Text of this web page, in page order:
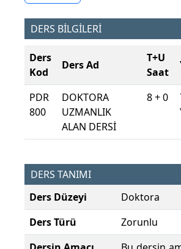
DERS BİLGİLERİ
Ders
Kod
Ders Ad
T+U
Saat
PDR
800
DOKTORA
UZMANLIK
ALAN DERSİ
8 + 0
DERS TANIMI
Ders Düzeyi
Doktora
Ders Türü
Zorunlu